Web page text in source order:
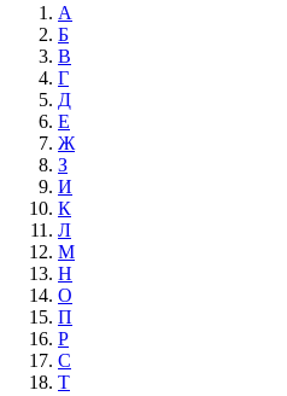
А
Б
В
Г
Д
Е
Ж
З
И
К
Л
М
Н
О
П
Р
С
Т